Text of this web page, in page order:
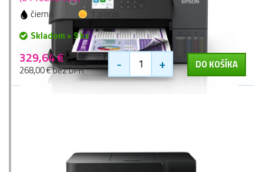
čierna
1 zlaťák
Skladom > 9 ks
329,64 €
268,00 € bez DPH - + DO KOŠÍKA